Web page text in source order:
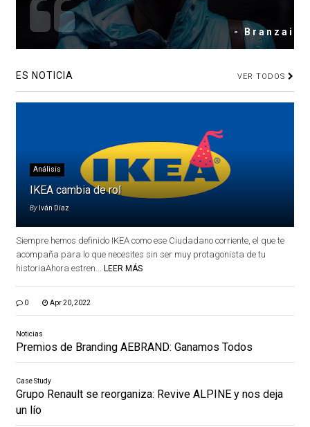
- Branzai
ES NOTICIA VER TODOS
Análisis
IKEA cambia de rol
By Iván Díaz
Siempre hemos definido IKEA como ese Ciudadano corriente, el que te
acompaña para lo que necesites sin ser muy protagonista de tu
historiaAhora estren...
LEER MÁS
0 Apr 20, 2022
Noticias
Premios de Branding AEBRAND: Ganamos Todos
Case Study
Grupo Renault se reorganiza: Revive ALPINE y nos deja
un lío